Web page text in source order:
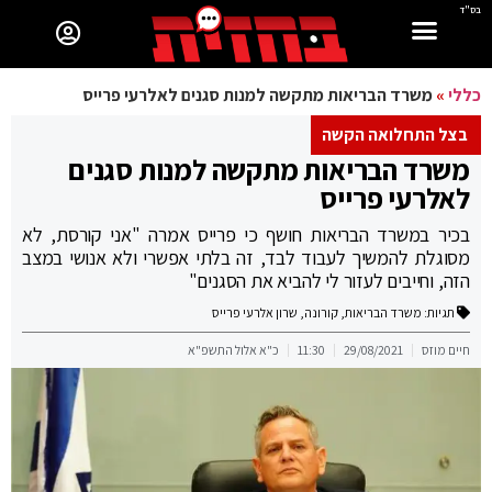
בס"ד
כללי»משרד הבריאות מתקשה למנות סגנים לאלרעי פרייס
בצל התחלואה הקשה
משרד הבריאות מתקשה למנות סגנים
לאלרעי פרייס
בכיר במשרד הבריאות חושף כי פרייס אמרה "אני קורסת, לא
מסוגלת להמשיך לעבוד לבד, זה בלתי אפשרי ולא אנושי במצב
הזה, וחייבים לעזור לי להביא את הסגנים"
תגיות: משרד הבריאות, קורונה, שרון אלרעי פרייס
חיים מוזס 29/08/2021
11:30 כ"א אלול התשפ"א